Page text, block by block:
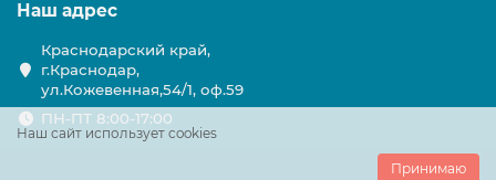
Наш сайт использует cookies
Принимаю
Наш адрес
Краснодарский край,
г.Краснодар,
ул.Кожевенная,54/1, оф.59
ПН-ПТ 8:00-17:00